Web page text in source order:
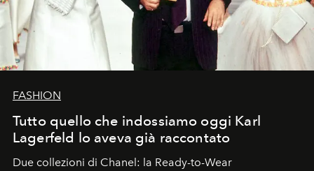
FASHION
Tutto quello che indossiamo oggi Karl
Lagerfeld lo aveva già raccontato
Due collezioni di Chanel: la Ready-to-Wear